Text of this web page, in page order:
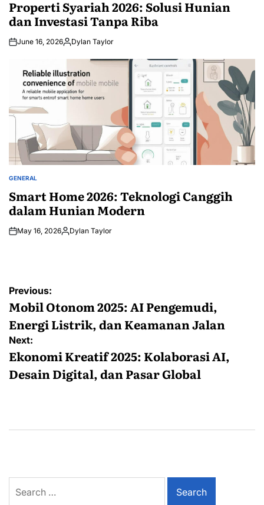
Properti Syariah 2026: Solusi Hunian
dan Investasi Tanpa Riba
June 16, 2026Posted
Dylan Taylor
POSTED
IN
GENERAL
Smart Home 2026: Teknologi Canggih
dalam Hunian Modern
May 16, 2026Posted
Dylan Taylor
Post
navigation
Previous:
Mobil Otonom 2025: AI Pengemudi,
Energi Listrik, dan Keamanan Jalan
Next:
Ekonomi Kreatif 2025: Kolaborasi AI,
Desain Digital, dan Pasar Global
for: